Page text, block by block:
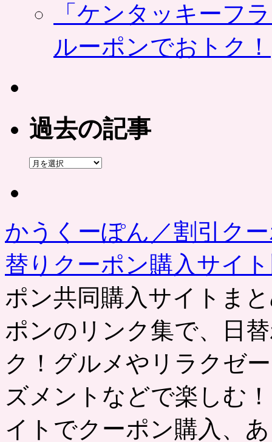
「ケンタッキーフ
ルーポンでおトク！
過去の記事
過
かうくーぽん／割引ク
替りクーポン購入サイ
ポン共同購入サイトま
ポンのリンク集で、日
ク！グルメやリラクゼ
ズメントなどで楽しむ
イトでクーポン購入、